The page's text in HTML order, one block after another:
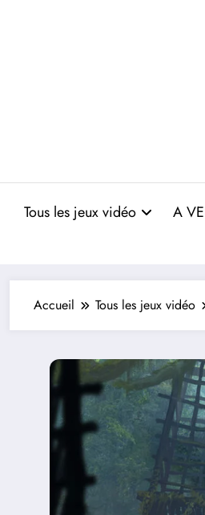
Tous les jeux vidéo A
Accueil Tous les jeux vidéo